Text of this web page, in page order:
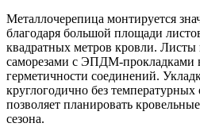
Металлочерепица монтируется
благодаря большой площади
квадратных метров кровли. Листы
саморезами с ЭПДМ-прокладками
герметичности соединений.
круглогодично без
позволяет планировать
сезона.